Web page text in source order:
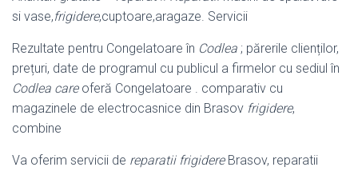
si vase,frigidere,cuptoare,aragaze. Servicii
Rezultate pentru Congelatoare în Codlea ; părerile clienților,
prețuri, date de programul cu publicul a firmelor cu sediul în
Codlea careoferă Congelatoare . comparativ cu
magazinele de electrocasnice din Brasov frigidere,
combine
Va oferim servicii de reparatii frigidereBrasov, reparatii